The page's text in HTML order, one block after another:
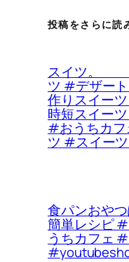
投稿をさらに読
スイツ
ツ #デザー
作りスイー
時短スイー
#おうちカ
ツ #スイー
食パンおや
簡単レシピ
うちカフェ